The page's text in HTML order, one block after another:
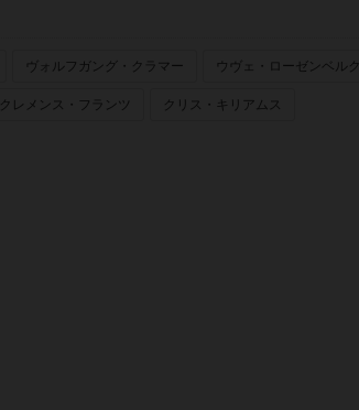
ヴォルフガング・クラマー ウヴェ・ローゼンベルク
クレメンス・フランツ クリス・キリアムス